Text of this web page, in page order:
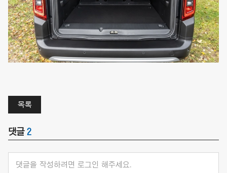
목록
댓글 2
댓글을 작성하려면 로그인 해주세요.